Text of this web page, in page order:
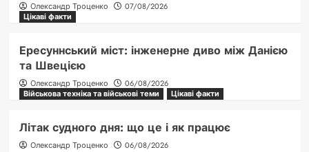
Олександр Троценко
07/08/2026
Цікаві факти
Ересуннський міст: інженерне диво між Данією
та Швецією
Олександр Троценко
06/08/2026
Військова техніка та військові теми
Цікаві факти
Літак судного дня: що це і як працює
Олександр Троценко 06/08/2026